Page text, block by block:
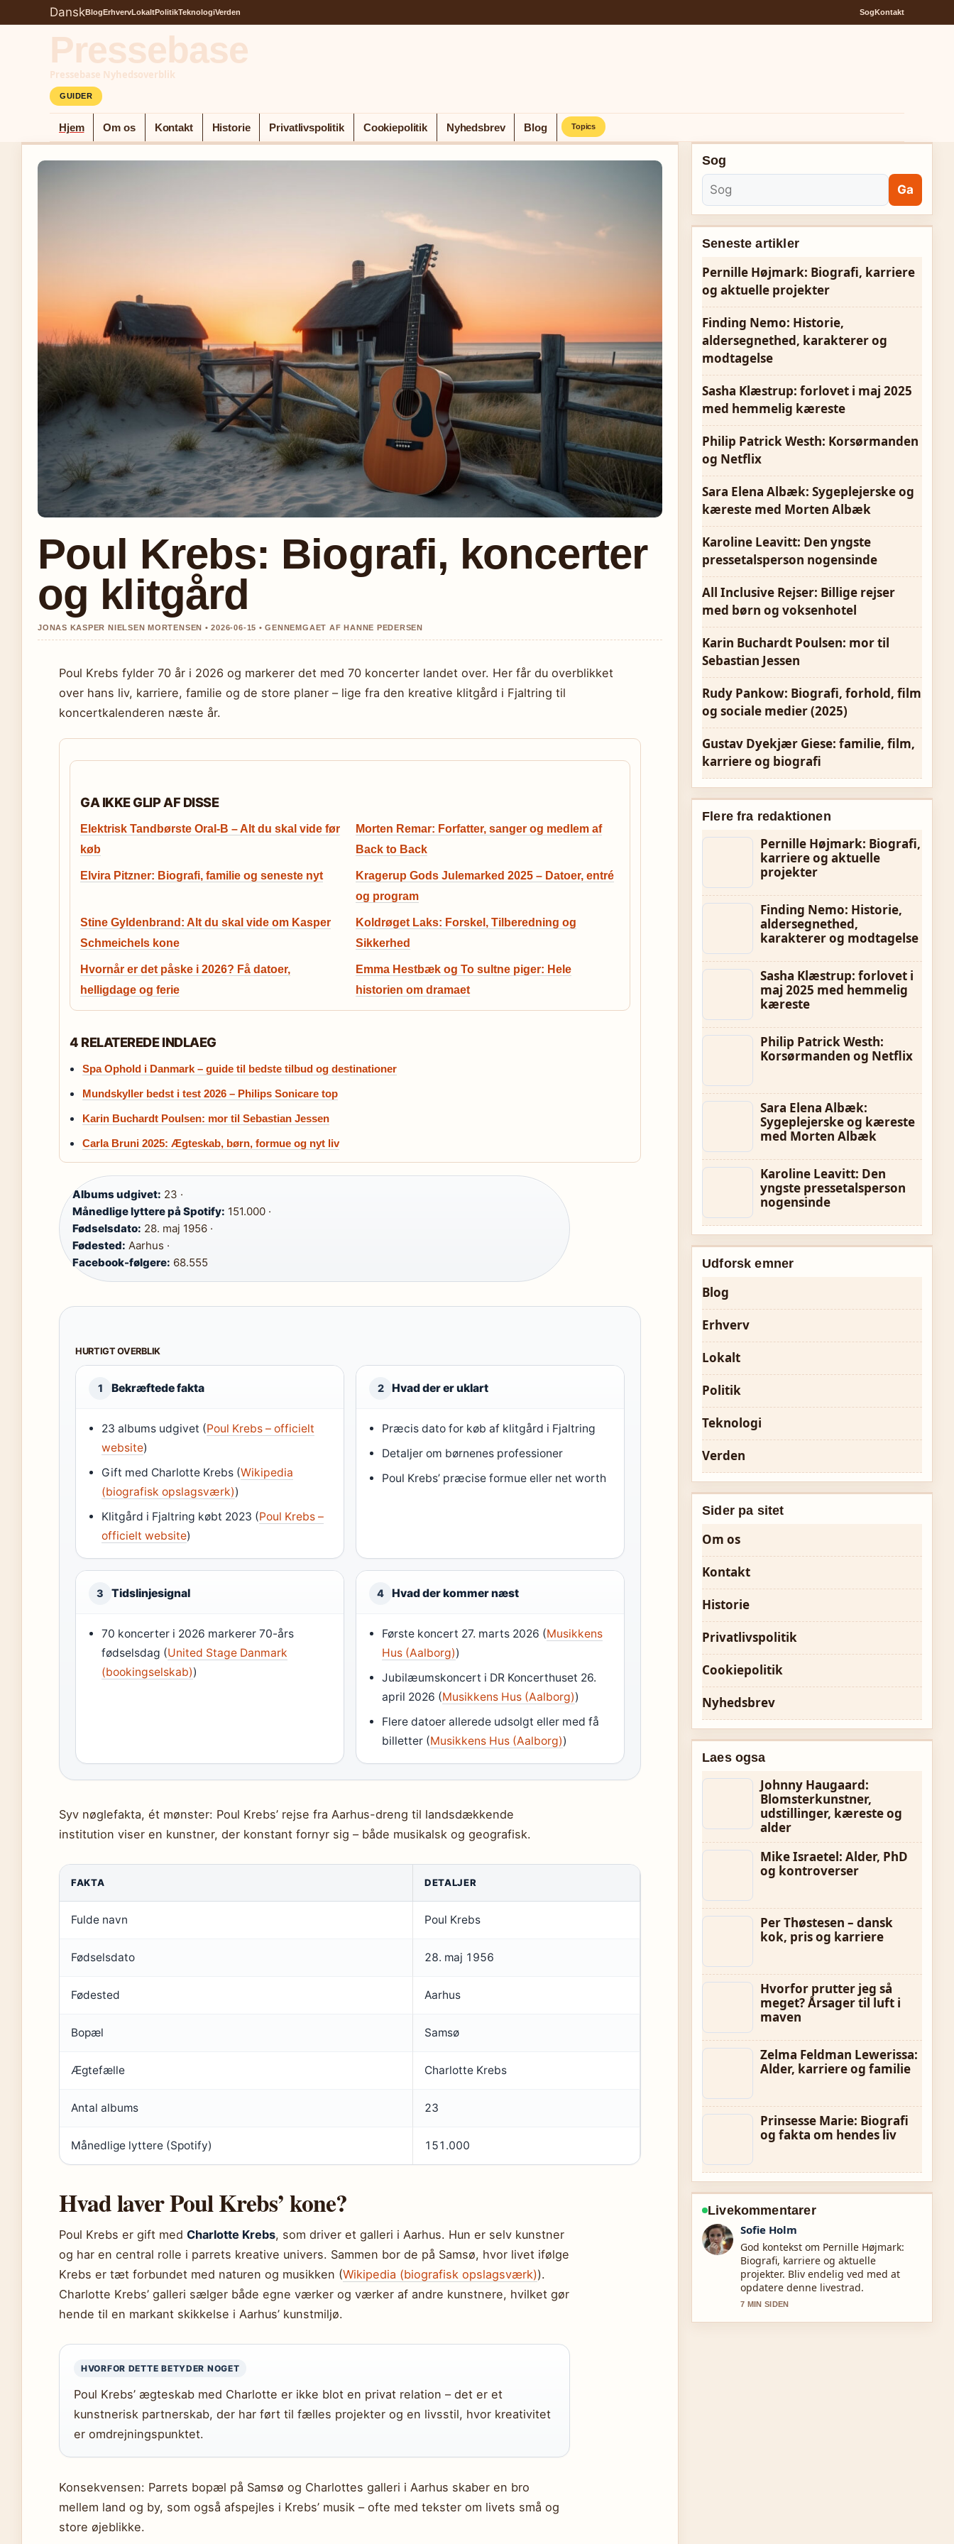
DanskBlogErhvervLokaltPolitikTeknologiVerden SogKontakt
Pressebase
Pressebase Nyhedsoverblik
GUIDER
Hjem Om os Kontakt Historie Privatlivspolitik Cookiepolitik Nyhedsbrev Blog Topics
Poul Krebs: Biografi, koncerter
og klitgård
JONAS KASPER NIELSEN MORTENSEN • 2026-06-15 • GENNEMGAET AF HANNE PEDERSEN
Poul Krebs fylder 70 år i 2026 og markerer det med 70 koncerter landet over. Her får du overblikket
over hans liv, karriere, familie og de store planer – lige fra den kreative klitgård i Fjaltring til
koncertkalenderen næste år.
GA IKKE GLIP AF DISSE
Elektrisk Tandbørste Oral-B – Alt du skal vide før
køb
Morten Remar: Forfatter, sanger og medlem af
Back to Back
Elvira Pitzner: Biografi, familie og seneste nyt
Kragerup Gods Julemarked 2025 – Datoer, entré
og program
Stine Gyldenbrand: Alt du skal vide om Kasper
Schmeichels kone
Koldrøget Laks: Forskel, Tilberedning og
Sikkerhed
Hvornår er det påske i 2026? Få datoer,
helligdage og ferie
Emma Hestbæk og To sultne piger: Hele
historien om dramaet
4 RELATEREDE INDLAEG
Spa Ophold i Danmark – guide til bedste tilbud og destinationer
Mundskyller bedst i test 2026 – Philips Sonicare top
Karin Buchardt Poulsen: mor til Sebastian Jessen
Carla Bruni 2025: Ægteskab, børn, formue og nyt liv
Albums udgivet: 23 ·
Månedlige lyttere på Spotify: 151.000 ·
Fødselsdato: 28. maj 1956 ·
Fødested: Aarhus ·
Facebook-følgere: 68.555
HURTIGT OVERBLIK
1 Bekræftede fakta
23 albums udgivet (Poul Krebs – officielt
website)
Gift med Charlotte Krebs (Wikipedia
(biografisk opslagsværk))
Klitgård i Fjaltring købt 2023 (Poul Krebs –
officielt website)
2 Hvad der er uklart
Præcis dato for køb af klitgård i Fjaltring
Detaljer om børnenes professioner
Poul Krebs’ præcise formue eller net worth
3 Tidslinjesignal
70 koncerter i 2026 markerer 70-års
fødselsdag (United Stage Danmark
(bookingselskab))
4 Hvad der kommer næst
Første koncert 27. marts 2026 (Musikkens
Hus (Aalborg))
Jubilæumskoncert i DR Koncerthuset 26.
april 2026 (Musikkens Hus (Aalborg))
Flere datoer allerede udsolgt eller med få
billetter (Musikkens Hus (Aalborg))
Syv nøglefakta, ét mønster: Poul Krebs’ rejse fra Aarhus-dreng til landsdækkende
institution viser en kunstner, der konstant fornyr sig – både musikalsk og geografisk.
FAKTA DETALJER
Fulde navn Poul Krebs
Fødselsdato 28. maj 1956
Fødested Aarhus
Bopæl Samsø
Ægtefælle Charlotte Krebs
Antal albums 23
Månedlige lyttere (Spotify) 151.000
Hvad laver Poul Krebs’ kone?
Poul Krebs er gift med Charlotte Krebs, som driver et galleri i Aarhus. Hun er selv kunstner
og har en central rolle i parrets kreative univers. Sammen bor de på Samsø, hvor livet ifølge
Krebs er tæt forbundet med naturen og musikken (Wikipedia (biografisk opslagsværk)).
Charlotte Krebs’ galleri sælger både egne værker og værker af andre kunstnere, hvilket gør
hende til en markant skikkelse i Aarhus’ kunstmiljø.
HVORFOR DETTE BETYDER NOGET
Poul Krebs’ ægteskab med Charlotte er ikke blot en privat relation – det er et
kunstnerisk partnerskab, der har ført til fælles projekter og en livsstil, hvor kreativitet
er omdrejningspunktet.
Konsekvensen: Parrets bopæl på Samsø og Charlottes galleri i Aarhus skaber en bro
mellem land og by, som også afspejles i Krebs’ musik – ofte med tekster om livets små og
store øjeblikke.
Sog
Ga
Seneste artikler
Pernille Højmark: Biografi, karriere
og aktuelle projekter
Finding Nemo: Historie,
aldersegnethed, karakterer og
modtagelse
Sasha Klæstrup: forlovet i maj 2025
med hemmelig kæreste
Philip Patrick Westh: Korsørmanden
og Netflix
Sara Elena Albæk: Sygeplejerske og
kæreste med Morten Albæk
Karoline Leavitt: Den yngste
pressetalsperson nogensinde
All Inclusive Rejser: Billige rejser
med børn og voksenhotel
Karin Buchardt Poulsen: mor til
Sebastian Jessen
Rudy Pankow: Biografi, forhold, film
og sociale medier (2025)
Gustav Dyekjær Giese: familie, film,
karriere og biografi
Flere fra redaktionen
Pernille Højmark: Biografi,
karriere og aktuelle
projekter
Finding Nemo: Historie,
aldersegnethed,
karakterer og modtagelse
Sasha Klæstrup: forlovet i
maj 2025 med hemmelig
kæreste
Philip Patrick Westh:
Korsørmanden og Netflix
Sara Elena Albæk:
Sygeplejerske og kæreste
med Morten Albæk
Karoline Leavitt: Den
yngste pressetalsperson
nogensinde
Udforsk emner
Blog
Erhverv
Lokalt
Politik
Teknologi
Verden
Sider pa sitet
Om os
Kontakt
Historie
Privatlivspolitik
Cookiepolitik
Nyhedsbrev
Laes ogsa
Johnny Haugaard:
Blomsterkunstner,
udstillinger, kæreste og
alder
Mike Israetel: Alder, PhD
og kontroverser
Per Thøstesen – dansk
kok, pris og karriere
Hvorfor prutter jeg så
meget? Årsager til luft i
maven
Zelma Feldman Lewerissa:
Alder, karriere og familie
Prinsesse Marie: Biografi
og fakta om hendes liv
Livekommentarer
Lukas Pedersen
Daekningen af Finding Nemo:
Historie, aldersegnethed, karakterer
og modtagelse virker solid og nem at
folge.
9 MIN SIDEN